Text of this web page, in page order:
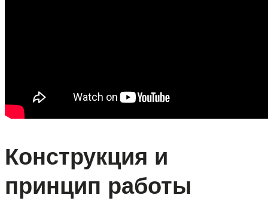
Конструкция и
принцип работы